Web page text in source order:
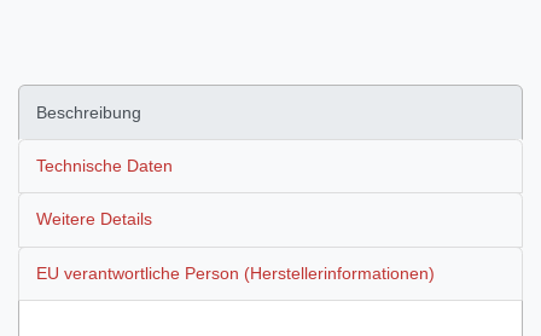
Beschreibung
Technische Daten
Weitere Details
EU verantwortliche Person (Herstellerinformationen)